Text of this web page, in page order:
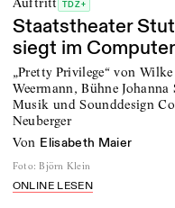
TDZ+
Staatstheater
siegt im
„Pretty Privilege“ von
Weermann, Bühne
Musik und Sounddesign
Neuberger
von Elisabeth Maier
Foto: Björn Klein
ONLINE LESEN